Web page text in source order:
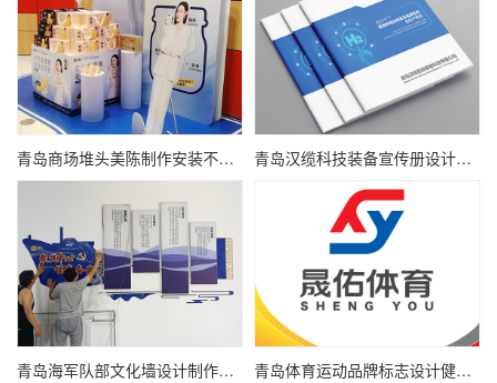
青岛商场堆头美陈制作安装不起泡KT板制作广告物料制作 青岛汉缆科技装备宣传册设计氢能新能源产品画册设计
青岛海军队部文化墙设计制作强军文化口号理念文化墙 青岛体育运动品牌标志设计健身馆logo设计